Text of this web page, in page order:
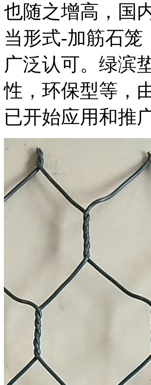
也随之增高，国
当形式-加筋石笼
广泛认可。绿滨
性，环保型等，
已开始应用和推